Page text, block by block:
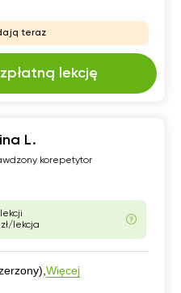
teraz
lekcję
L.
korepetytor
lekcja
Więcej